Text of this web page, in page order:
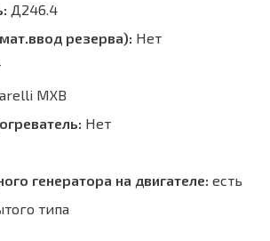
Д246.4
резерва): Нет
MXB
Нет
генератора на двигателе: есть
типа